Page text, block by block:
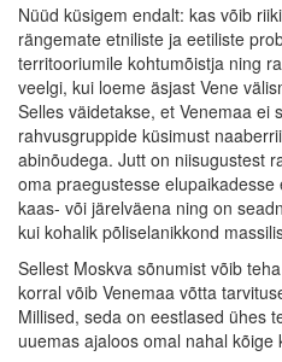
Nüüd küsigem endalt: kas võib
rängemate etniliste ja eetiliste
territooriumile kohtumõistja ning
veelgi, kui loeme äsjast Vene
Selles väidetakse, et Venemaa ei
rahvusgruppide küsimust
abinõudega. Jutt on niisugustest
oma praegustesse
kaas- või järelväena ning on
kui kohalik põliselanikkond
Sellest Moskva sõnumist võib
korral võib Venemaa võtta
Millised, seda on eestlased ühes
uuemas ajaloos omal nahal kõige